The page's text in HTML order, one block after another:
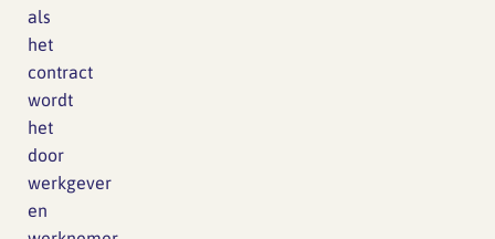
als
het
contract
wordt
het
door
werkgever
en